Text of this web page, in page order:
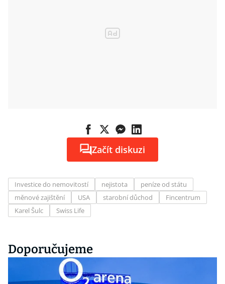
Začít diskuzi
Investice do nemovitostí nejistota
peníze od státu
měnové zajištění
USA starobní důchod
Fincentrum
Karel Šulc
Swiss Life
Doporučujeme